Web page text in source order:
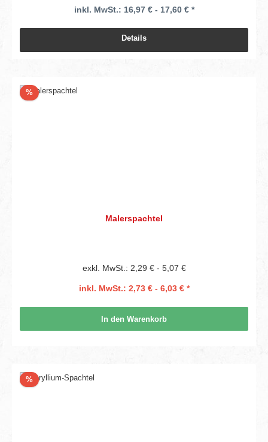
inkl. MwSt.: 16,97 € - 17,60 € *
Details
%Rabatt
Malerspachtel
exkl. MwSt.: 2,29 € - 5,07 €
inkl. MwSt.: 2,73 € - 6,03 € *
In den Warenkorb
%Rabatt